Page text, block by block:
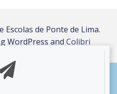
de Ponte de Lima.
WordPress andColibri